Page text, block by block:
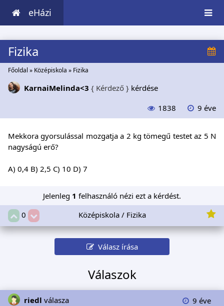
eHázi
Fizika
Főoldal » Középiskola » Fizika
KarnaiMelinda<3 { Kérdező } kérdése
1838
9 éve
Mekkora gyorsulással mozgatja a 2 kg tömegű testet az 5 N
nagyságú erő?
A) 0,4 B) 2,5 C) 10 D) 7
Jelenleg 1 felhasználó nézi ezt a kérdést.
0
Középiskola / Fizika
Válasz írása
Válaszok
riedl válasza 9 éve